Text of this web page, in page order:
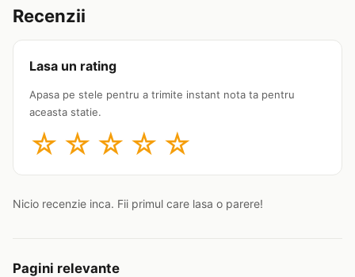
Recenzii
Lasa un rating
Apasa pe stele pentru a trimite instant nota ta pentru
aceasta statie.
☆ ☆ ☆ ☆ ☆
Nicio recenzie inca. Fii primul care lasa o parere!
Pagini relevante